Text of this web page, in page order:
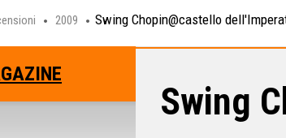
2009 Swing Chopin@castello
Swing